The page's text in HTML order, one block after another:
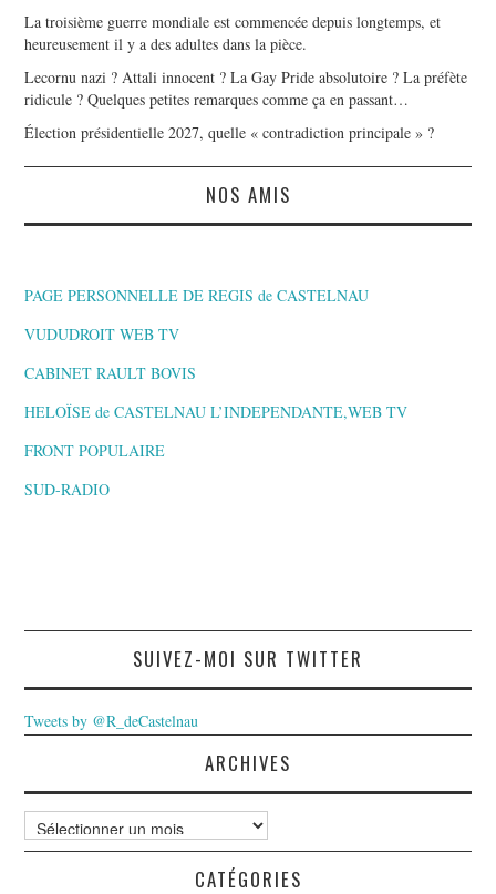
La troisième guerre mondiale est commencée depuis longtemps, et
heureusement il y a des adultes dans la pièce.
Lecornu nazi ? Attali innocent ? La Gay Pride absolutoire ? La préfète
ridicule ? Quelques petites remarques comme ça en passant…
Élection présidentielle 2027, quelle « contradiction principale » ?
NOS AMIS
PAGE PERSONNELLE DE REGIS de CASTELNAU
VUDUDROIT WEB TV
CABINET RAULT BOVIS
HELOÏSE de CASTELNAU L’INDEPENDANTE,WEB TV
FRONT POPULAIRE
SUD-RADIO
SUIVEZ-MOI SUR TWITTER
Tweets by @R_deCastelnau
ARCHIVES
Archives
CATÉGORIES